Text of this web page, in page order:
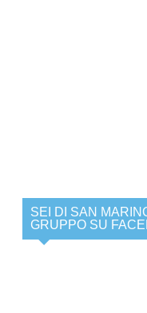
SEI DI SAN
GRUPPO SU